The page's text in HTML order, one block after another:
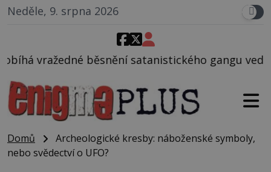
Neděle, 9. srpna 2026
satanistického gangu vedeného Charlesem
Domů
Archeologické kresby: náboženské symboly,
nebo svědectví o UFO?